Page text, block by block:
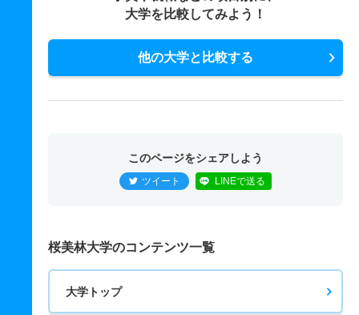
大学を比較してみよう！
他の大学と比較する
このページをシェアしよう
ツイート LINEで送る
桜美林大学のコンテンツ一覧
大学トップ